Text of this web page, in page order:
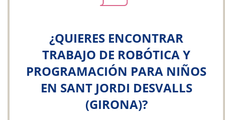
¿QUIERES ENCONTRAR
TRABAJO DE ROBÓTICA Y
PROGRAMACIÓN PARA NIÑOS
EN SANT JORDI DESVALLS
(GIRONA)?